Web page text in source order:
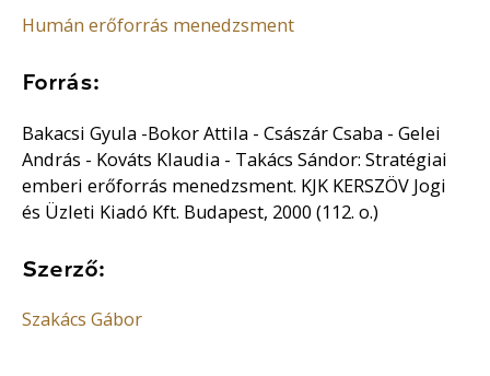
Humán erőforrás menedzsment
Forrás:
Bakacsi Gyula -Bokor Attila - Császár Csaba - Gelei
András - Kováts Klaudia - Takács Sándor: Stratégiai
emberi erőforrás menedzsment. KJK KERSZÖV Jogi
és Üzleti Kiadó Kft. Budapest, 2000 (112. o.)
Szerző:
Szakács Gábor